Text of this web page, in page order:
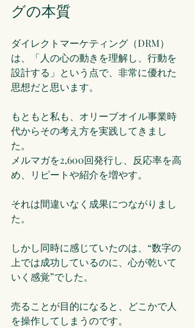
グの本質
ダイレクトマーケティング（DRM）
は、「人の心の動きを理解し、行動を
設計する」という点で、非常に優れた
思想だと思います。
もともと私も、オリーブオイル事業時
代からその考え方を実践してきまし
た。
メルマガを2,600回発行し、反応率を高
め、リピートや紹介を増やす。
それは間違いなく成果につながりまし
た。
しかし同時に感じていたのは、“数字の
上では成功しているのに、心が乾いて
いく感覚”でした。
売ることが目的になると、どこかで人
を操作してしまうのです。